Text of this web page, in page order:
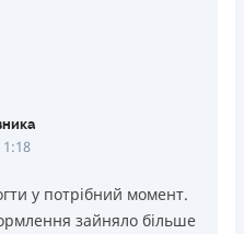
у потрібний момент.
зайняло більше